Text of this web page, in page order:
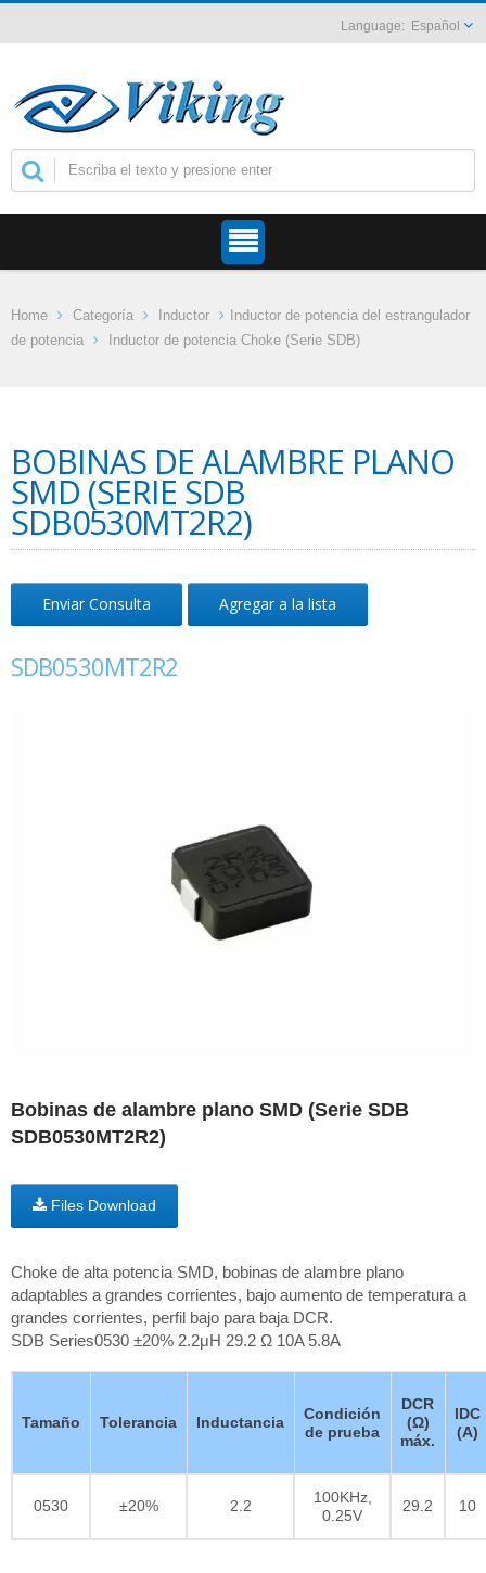
Español
Home Categoría Inductor
Inductor de potencia del estrangulador
de potencia
Inductor de potencia Choke (Serie SDB)
BOBINAS DE ALAMBRE PLANO
SMD (SERIE SDB
SDB0530MT2R2)
Enviar Consulta Agregar a la lista
SDB0530MT2R2
Bobinas de alambre plano SMD (Serie SDB
SDB0530MT2R2)
Files Download
Choke de alta potencia SMD, bobinas de alambre plano
adaptables a grandes corrientes, bajo aumento de temperatura a
grandes corrientes, perfil bajo para baja DCR.
SDB Series0530 ±20% 2.2μH 29.2 Ω 10A 5.8A
Tamaño Tolerancia Inductancia
Condición
de prueba
DCR
(Ω)
máx.
IDC
(A)
0530 ±20% 2.2
100KHz,
0.25V
29.2 10